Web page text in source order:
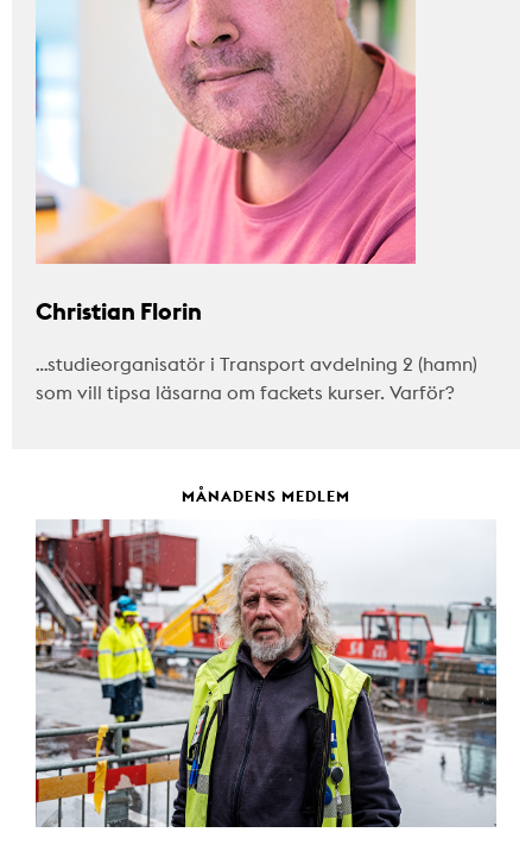
Christian Florin
…studieorganisatör i Transport avdelning 2 (hamn)
som vill tipsa läsarna om fackets kurser. Varför?
MÅNADENS MEDLEM